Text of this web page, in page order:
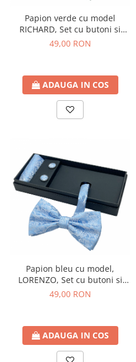
Papion verde cu model
RICHARD, Set cu butoni si
batista
49,00 RON
ADAUGA IN COS
Papion bleu cu model,
LORENZO, Set cu butoni si
batista
49,00 RON
ADAUGA IN COS